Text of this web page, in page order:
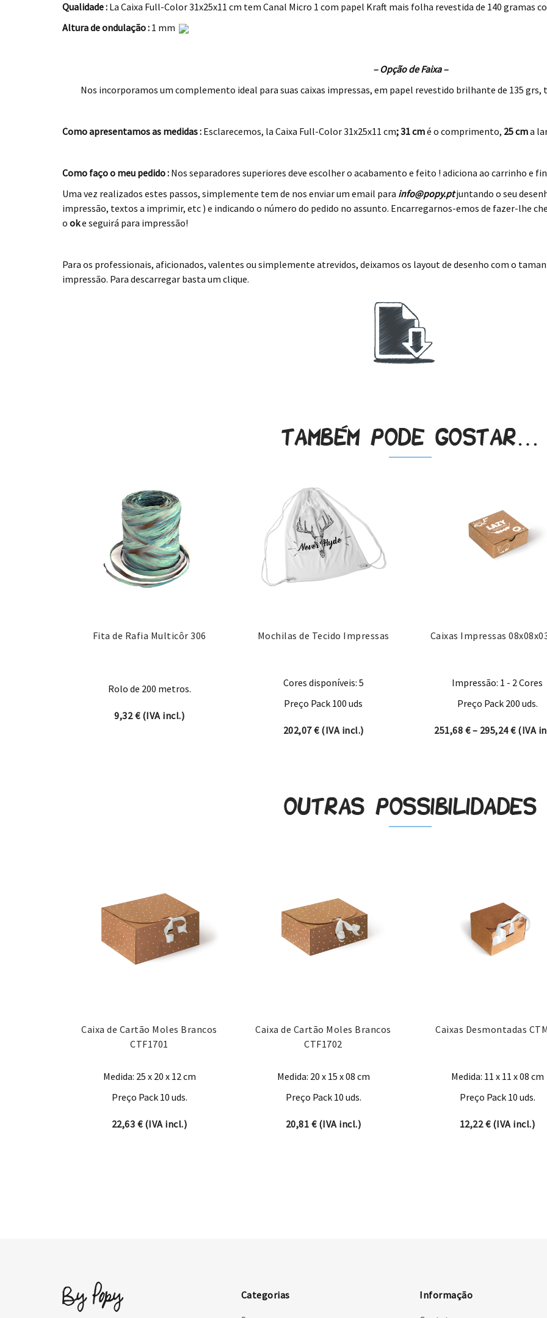
Qualidade : La Caixa Full-Color 31x25x11 cm tem Canal Micro 1 com papel Kraft mais folha revestida de 140 gramas
Altura de ondulação : 1 mm
– Opção de Faixa –
Nos incorporamos um complemento ideal para suas caixas impressas, em papel revestido brilhante de 135
Como apresentamos as medidas : Esclarecemos, la Caixa Full-Color 31x25x11 cm; 31 cmé o comprimento, 25 cma
Como faço o meu pedido : Nos separadores superiores deve escolher o acabamento e feito ! adiciona ao carrinho e
Uma vez realizados estes passos, simplemente tem de nos enviar um email para info@popy.ptjuntando o seu
impressão, textos a imprimir, etc ) e indicando o número do pedido no assunto. Encarregarnos-emos de fazer-lhe
o oke seguirá para impressão!
Para os professionais, aficionados, valentes ou simplemente atrevidos, deixamos os layout de desenho com o
impressão. Para descarregar basta um clique.
Também pode gostar…
Fita de Rafia Multicôr 306
Rolo de 200 metros.
9,32€(IVA incl.)
Mochilas de Tecido Impressas
Cores disponíveis: 5
Preço Pack 100 uds
202,07€(IVA incl.)
Caixas Impressas
Impressão: 1 - 2 Cores
Preço Pack 200 uds.
251,68 €– 295,24€Price
(IVA
Outras possibilidades
Caixa de Cartão Moles Brancos
CTF1701
Medida: 25 x 20 x 12 cm
Preço Pack 10 uds.
22,63 €(IVA incl.)
Caixa de Cartão Moles Brancos
CTF1702
Medida: 20 x 15 x 08 cm
Preço Pack 10 uds.
20,81 €(IVA incl.)
Caixas Desmontadas
Medida: 11 x 11 x 08 cm
Preço Pack 10 uds.
12,22€(IVA incl.)
Categorias Informação